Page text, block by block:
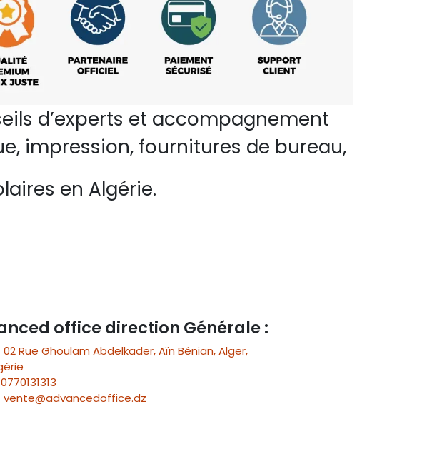
d’experts et accompagnement
impression, fournitures de bureau,
en Algérie.
office direction Générale :
02 Rue Ghoulam Abdelkader, Aïn Bénian, Alger,
0770131313
vente@advancedoffice.dz